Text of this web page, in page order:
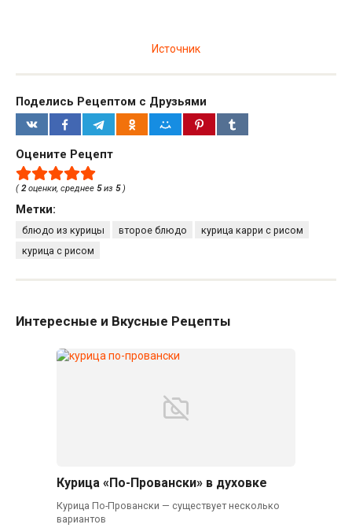
Источник
Поделись Рецептом с Друзьями
Оцените Рецепт
(2оценки, среднее 5из 5)
Метки:
блюдо из курицы второе блюдо
курица карри с рисом
курица с рисом
Интересные и Вкусные Рецепты
Курица «По-Провански» в духовке
Курица По-Провански — существует несколько
вариантов